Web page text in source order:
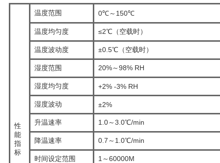
性
能
指
标
温度范围 0℃～150℃
温度均匀度 ≤2℃（空载时）
温度波动度 ±0.5℃（空载时）
湿度范围 20%～98% RH
湿度均匀度 +2% -3% RH
湿度波动 ±2%
升温速率 1.0～3.0℃/min
降温速率 0.7～1.0℃/min
时间设定范围 1～60000M